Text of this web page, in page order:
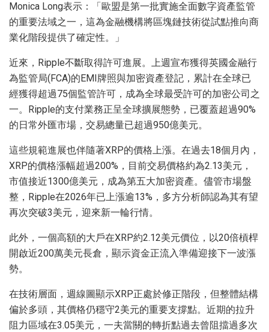
Monica Long表示：「歐盟是第一批實施全面數字資產監管
的重要法域之一，這為金融機構將區塊鏈技術從試點推向商
業化階段提供了確定性。」
近來，Ripple不斷取得許可進展。上週宣布獲得英國金融行
為監管局(FCA)的EMI牌照與加密資產登記，累計在全球已
經獲得超過75個監管許可，成為全球最受許可的加密公司之
一。Ripple的支付業務正呈全球擴展態勢，已覆蓋超過90%
的日常外匯市場，交易總量已超過950億美元。
這些規範進展也伴隨著XRP的價格上漲。在過去18個月內，
XRP的價格漲幅超過200%，目前交易價格約為2.13美元，
市值接近1300億美元，成為第五大加密資產。儘管市場盤
整，Ripple在2026年已上漲逾13%，多方分析師認為其有望
再次突破3美元，迎來新一輪行情。
此外，一個高額的大戶在XRP約2.12美元價位，以20倍槓桿
開啟近200萬美元長倉，顯示資金正流入準備迎接下一波漲
勢。
在技術層面，週線圖顯示XRP正處於修正階段，但整體結構
偏於多頭，其價格仍穩守2美元的重要支撐點。近期的拉升
阻力區域在3.05美元，一夫當關的轉折點過去曾阻擋過多次